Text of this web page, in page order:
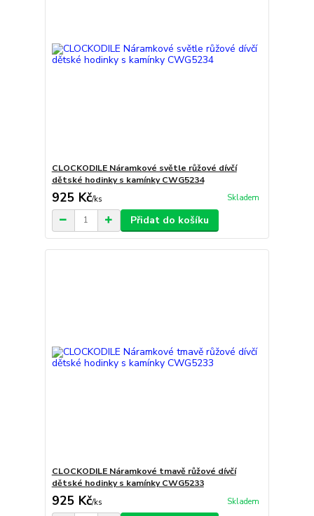
CLOCKODILE Náramkové světle růžové dívčí
dětské hodinky s kamínky CWG5234
925 Kč/ks Skladem
Přidat do košíku
CLOCKODILE Náramkové tmavě růžové dívčí
dětské hodinky s kamínky CWG5233
925 Kč/ks Skladem